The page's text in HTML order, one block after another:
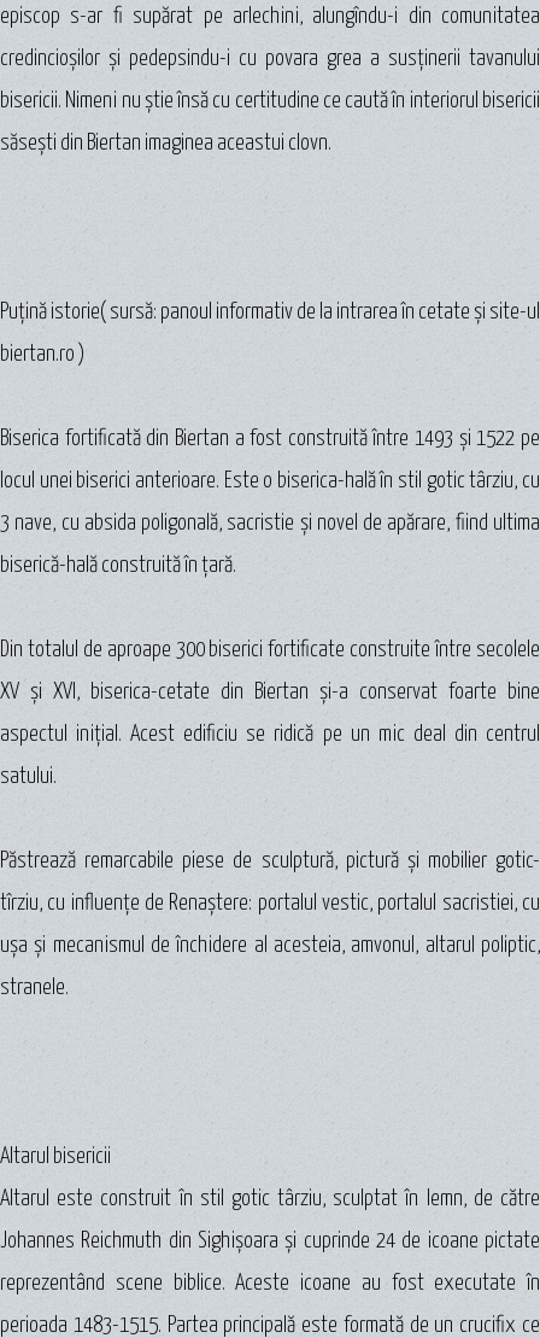
episcop s-ar fi supărat pe arlechini, alungîndu-i din comunitatea
credincioşilor şi pedepsindu-i cu povara grea a susţinerii tavanului
bisericii. Nimeni nu ştie însă cu certitudine ce caută în interiorul bisericii
săseşti din Biertan imaginea aceastui clovn.
Puţină istorie( sursă: panoul informativ de la intrarea în cetate şi site-ul
biertan.ro )
Biserica fortificată din Biertan a fost construită între 1493 şi 1522 pe
locul unei biserici anterioare. Este o biserica-hală în stil gotic târziu, cu
3 nave, cu absida poligonală, sacristie şi novel de apărare, fiind ultima
biserică-hală construită în ţară.
Din totalul de aproape 300 biserici fortificate construite între secolele
XV şi XVI, biserica-cetate din Biertan şi-a conservat foarte bine
aspectul iniţial. Acest edificiu se ridică pe un mic deal din centrul
satului.
Păstrează remarcabile piese de sculptură, pictură şi mobilier gotic-
tîrziu, cu influenţe de Renaştere: portalul vestic, portalul sacristiei, cu
uşa şi mecanismul de închidere al acesteia, amvonul, altarul poliptic,
stranele.
Altarul bisericii
Altarul este construit în stil gotic târziu, sculptat în lemn, de către
Johannes Reichmuth din Sighişoara şi cuprinde 24 de icoane pictate
reprezentând scene biblice. Aceste icoane au fost executate în
perioada 1483-1515. Partea principală este formată de un crucifix ce